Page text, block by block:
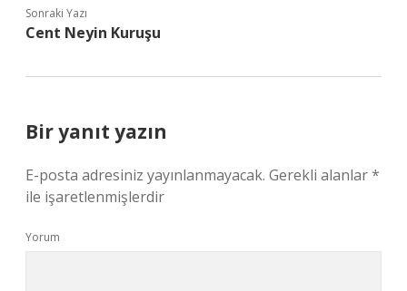
Sonraki Yazı
Cent Neyin Kuruşu
Bir yanıt yazın
E-posta adresiniz yayınlanmayacak. Gerekli alanlar*
ile işaretlenmişlerdir
Yorum